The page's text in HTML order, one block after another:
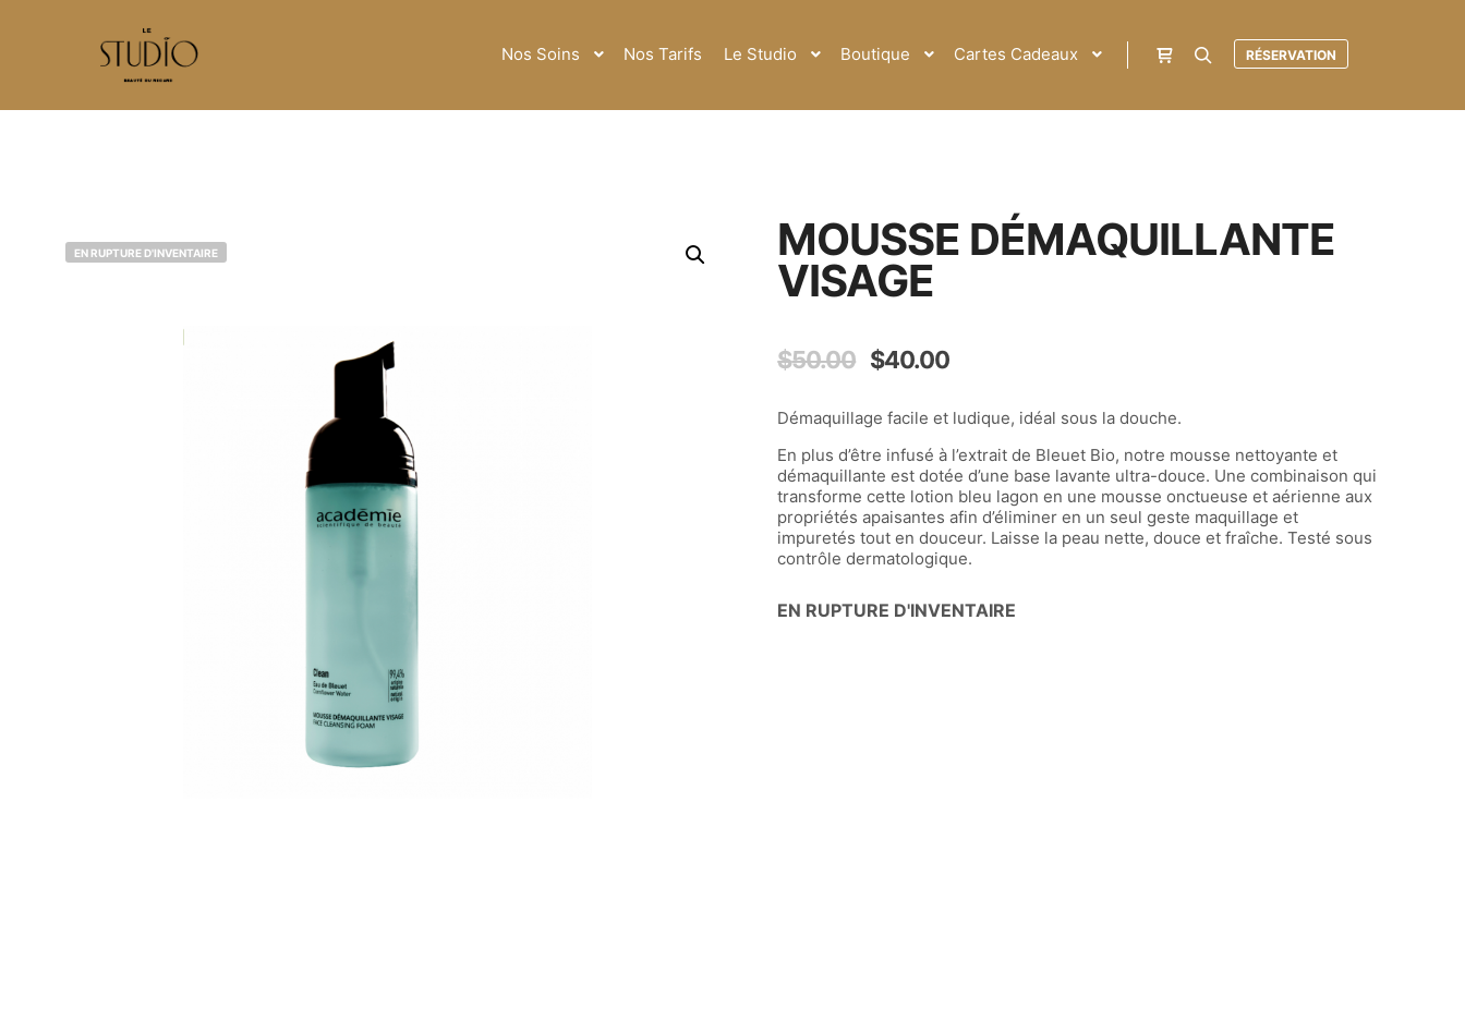
Nos Soins Nos Tarifs Le Studio Boutique Cartes Cadeaux RÉSERVATION
EN RUPTURE D'INVENTAIRE MOUSSE DÉMAQUILLANTE
VISAGE
$50.00 $40.00
Démaquillage facile et ludique, idéal sous la douche.
En plus d’être infusé à l’extrait de Bleuet Bio, notre mousse nettoyante et
démaquillante est dotée d’une base lavante ultra-douce. Une combinaison qui
transforme cette lotion bleu lagon en une mousse onctueuse et aérienne aux
propriétés apaisantes afin d’éliminer en un seul geste maquillage et
impuretés tout en douceur. Laisse la peau nette, douce et fraîche. Testé sous
contrôle dermatologique.
EN RUPTURE D'INVENTAIRE